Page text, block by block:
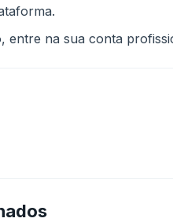
entre na sua conta